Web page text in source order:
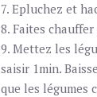
7. Epluchez et
8. Faites
9. Mettez les
saisir 1min.
que les légumes